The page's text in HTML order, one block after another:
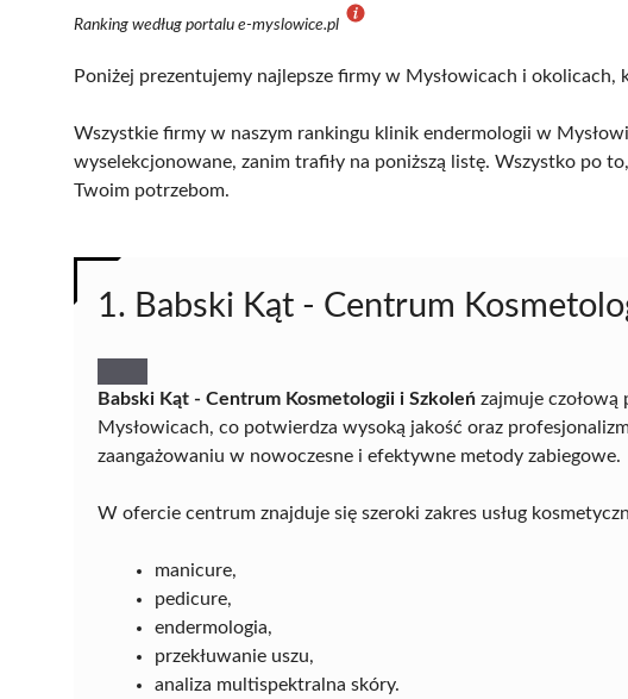
Ranking według portalu e-myslowice.pl
Poniżej prezentujemy najlepsze firmy w Mysłowicach i okolicach,
Wszystkie firmy w naszym rankingu klinik endermologii w
wyselekcjonowane, zanim trafiły na poniższą listę. Wszystko po
Twoim potrzebom.
1. Babski Kąt - Centrum
Babski Kąt - Centrum Kosmetologii i Szkoleń zajmuje
Mysłowicach, co potwierdza wysoką jakość oraz
zaangażowaniu w nowoczesne i efektywne metody zabiegowe.
W ofercie centrum znajduje się szeroki zakres usług
manicure,
pedicure,
endermologia,
przekłuwanie uszu,
analiza multispektralna skóry.